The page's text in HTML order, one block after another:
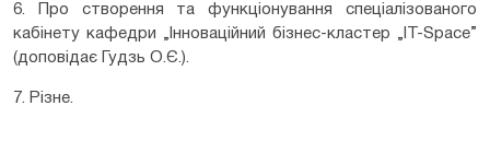
6. Про створення та функціонування спеціалізованого
кабінету кафедри „Інноваційний бізнес-кластер „IT-Spаce”
(доповідає Гудзь О.Є.).
7. Різне.